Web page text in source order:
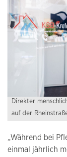
Direkter
auf der
„Während bei
einmal jährlich